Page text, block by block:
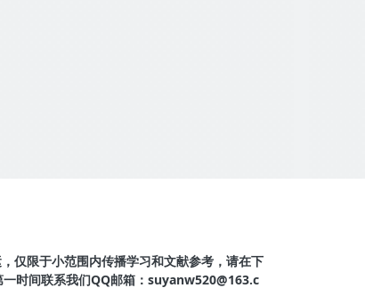
仅限于小范围内传播学习和文献参考，请在下
时间联系我们QQ邮箱：suyanw520@163.c